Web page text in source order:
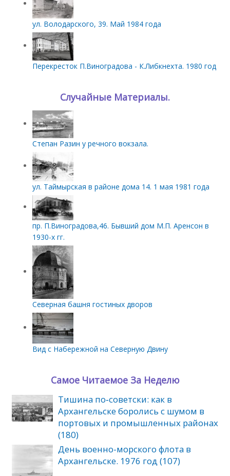
ул. Володарского, 39. Май 1984 года
Перекресток П.Виноградова - К.Либкнехта. 1980 год
Случайные Материалы.
Степан Разин у речного вокзала.
ул. Таймырская в районе дома 14. 1 мая 1981 года
пр. П.Виноградова,46. Бывший дом М.П. Аренсон в
1930-х гг.
Северная башня гостиных дворов
Вид с Набережной на Северную Двину
Самое Читаемое За Неделю
Тишина по‑советски: как в
Архангельске боролись с шумом в
портовых и промышленных районах
(180)
День военно-морского флота в
Архангельске. 1976 год (107)